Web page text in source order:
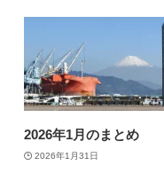
2026年1月のまとめ
2026年1月31日